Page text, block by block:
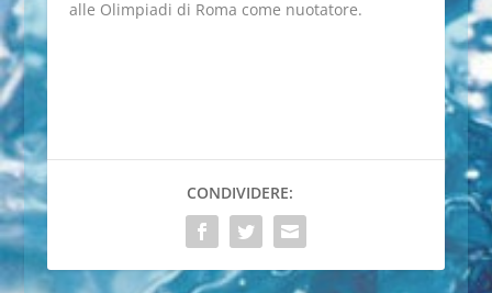
alle Olimpiadi di Roma come nuotatore.
CONDIVIDERE: